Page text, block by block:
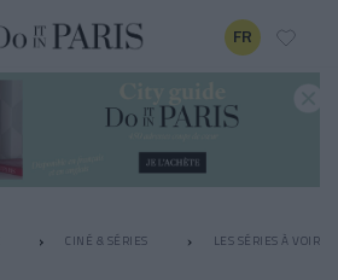
FR
CINÉ & SÉRIES LES SÉRIES À VOIR